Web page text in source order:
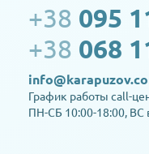
+38 095
+38 068
График работы call-
ПН-СБ 10:00-18:00, ВС